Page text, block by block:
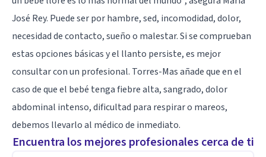
José Rey. Puede ser por hambre, sed, incomodidad, dolor,
necesidad de contacto, sueño o malestar. Si se comprueban
estas opciones básicas y el llanto persiste, es mejor
consultar con un profesional. Torres-Mas añade que en el
caso de que el bebé tenga fiebre alta, sangrado, dolor
abdominal intenso, dificultad para respirar o mareos,
debemos llevarlo al médico de inmediato.
Encuentra los mejores profesionales cerca de ti